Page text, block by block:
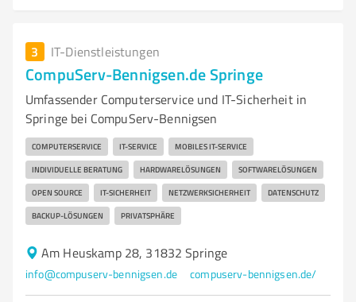
3 IT-Dienstleistungen
CompuServ-Bennigsen.de Springe
Umfassender Computerservice und IT-Sicherheit in
Springe bei CompuServ-Bennigsen
COMPUTERSERVICE IT-SERVICE MOBILES IT-SERVICE
INDIVIDUELLE BERATUNG HARDWARELÖSUNGEN SOFTWARELÖSUNGEN
OPEN SOURCE IT-SICHERHEIT NETZWERKSICHERHEIT DATENSCHUTZ
BACKUP-LÖSUNGEN PRIVATSPHÄRE
Am Heuskamp 28, 31832 Springe
info@compuserv-bennigsen.de compuserv-bennigsen.de/